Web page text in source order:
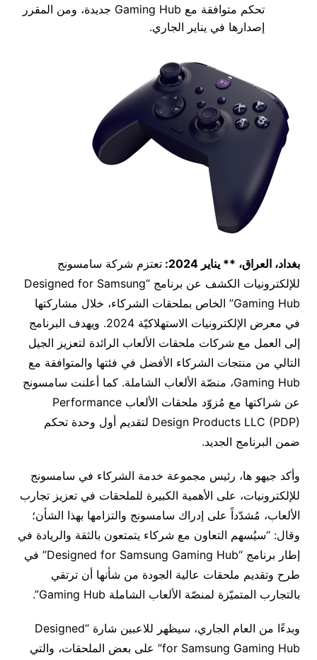
تحكم متوافقة مع Gaming Hub جديدة، ومن المقرر
إصدارها في يناير الجاري.
بغداد، العراق، ** يناير 2024:
تعتزم شركة سامسونج
للإلكترونيات الكشف عن برنامج “Designed for Samsung
Gaming Hub” الخاص بملحقات الشركاء، خلال مشاركتها
في معرض الإلكترونيات الاستهلاكيّة 2024. ويهدف البرنامج
إلى العمل مع شركات ملحقات الألعاب الرائدة لتعزيز الجيل
التالي من منتجات الشركاء الأفضل في فئتها والمتوافقة مع
Gaming Hub، منصّة الألعاب الشاملة. كما أعلنت سامسونج
عن شراكتها مع مُزوّد ملحقات الألعاب Performance
Design Products LLC (PDP) لتقديم أول وحدة تحكم
ضمن البرنامج الجديد.
وأكد جيهو ها، رئيس مجموعة خدمة الشركاء في سامسونج
للإلكترونيات، على الأهمية الكبيرة للملحقات في تعزيز تجارب
الألعاب، مُشدّداً على إدراك سامسونج والتزامها بهذا الشأن؛
وقال: “سيُسهم التعاون مع شركاء يتمتعون بالثقة والريادة في
إطار برنامج “Designed for Samsung Gaming Hub” في
طرح وتقديم ملحقات عالية الجودة من شأنها أن ترتقي
بالتجارب المتميّزة لمنصّة الألعاب الشاملة Gaming Hub”.
وبدءًا من العام الجاري، سيظهر للاعبين شارة “Designed
for Samsung Gaming Hub” على بعض الملحقات، والتي